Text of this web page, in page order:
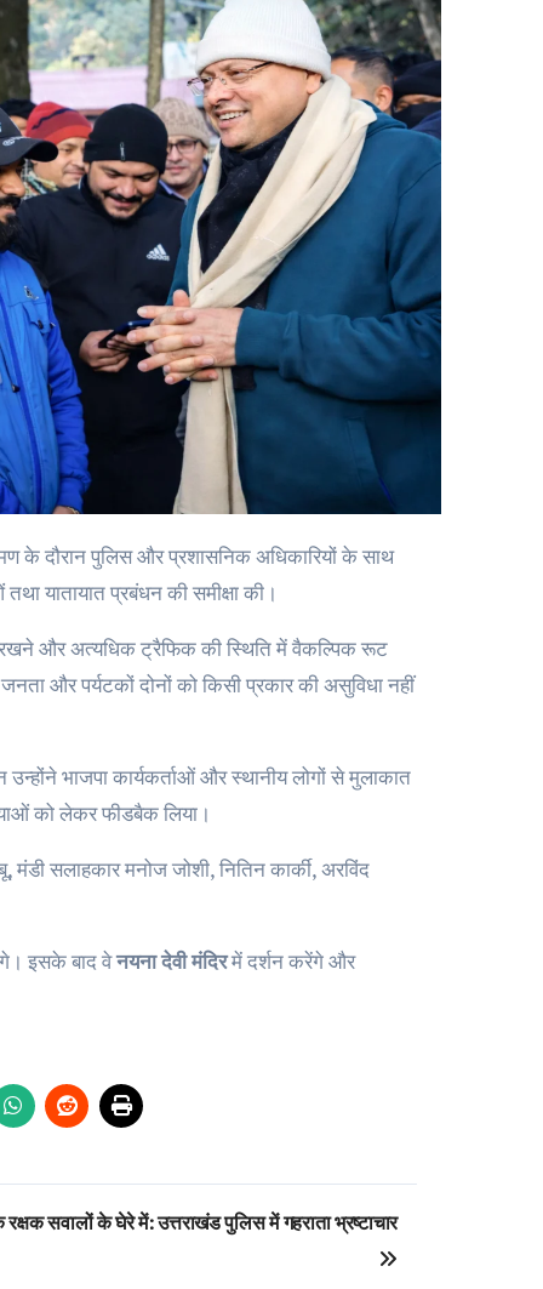
के दौरान पुलिस और प्रशासनिक अधिकारियों के साथ
यातायात प्रबंधन की समीक्षा की।
रखने और अत्यधिक ट्रैफिक की स्थिति में वैकल्पिक रूट
और पर्यटकों दोनों को किसी प्रकार की असुविधा नहीं
भाजपा कार्यकर्ताओं और स्थानीय लोगों से मुलाकात
को लेकर फीडबैक लिया।
मंडी सलाहकार मनोज जोशी, नितिन कार्की, अरविंद
इसके बाद वेनयना देवी मंदिरमें दर्शन करेंगे और
सवालों के घेरे में: उत्तराखंड पुलिस में गहराता भ्रष्टाचार